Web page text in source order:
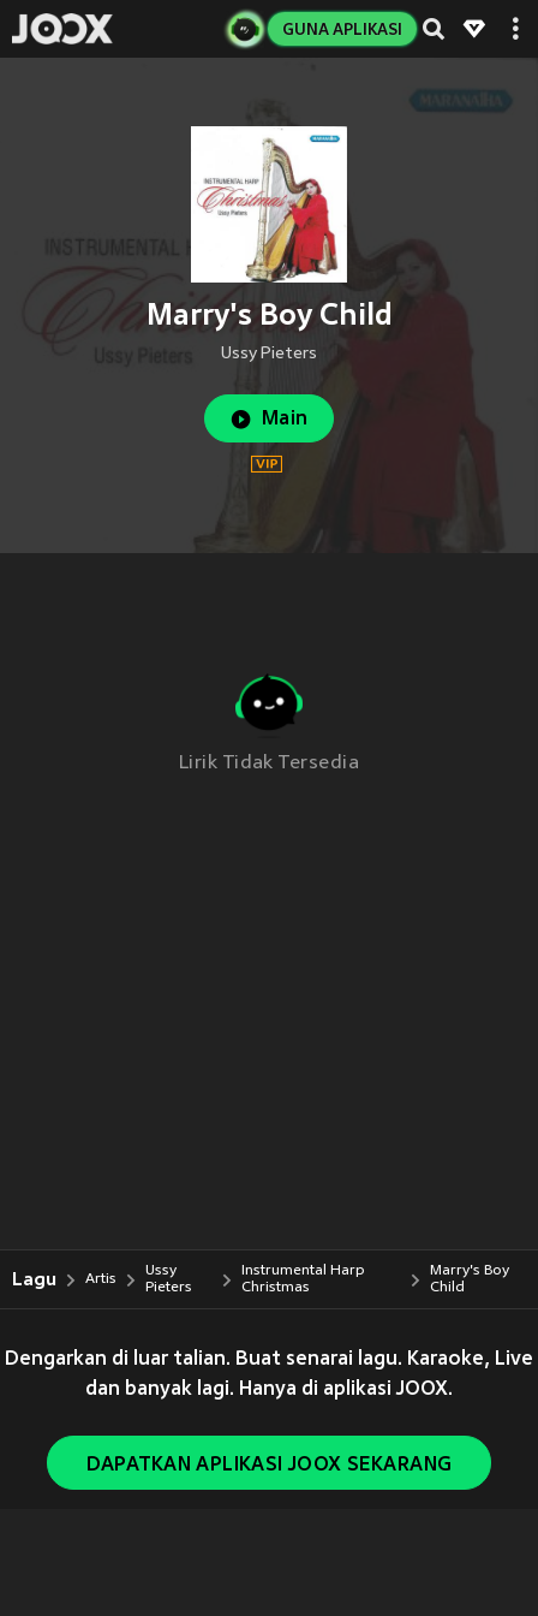
GUNA APLIKASI
Marry's Boy Child
Ussy Pieters
Main
Lirik Tidak Tersedia
Lagu Artis
Ussy
Pieters
Instrumental Harp
Christmas
Marry's Boy
Child
Dengarkan di luar talian. Buat senarai lagu. Karaoke, Live
dan banyak lagi. Hanya di aplikasi JOOX.
DAPATKAN APLIKASI JOOX SEKARANG